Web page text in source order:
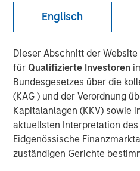
Englisch
Dieser Abschnitt der
für Qualifizierte Investoren
Bundesgesetzes über die
(KAG ) und der Verordnung
Kapitalanlagen (KKV) sowie
aktuellsten Interpretation
Eidgenössische
zuständigen Gerichte
NEW YORK — Oct 11, 2007
Morgan Stanley Private
will acquire Tops Markets, LLC
Ahold, N.V. (Ahold) for $310
the banners of Tops Markets
Stores and is composed of
franchise supermarket
York, Mid-State New York,
Northwestern Pennsylvania.
10,000 associates. The
before the end of 2007.